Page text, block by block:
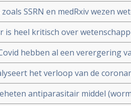
wereldwijd
SSRN en medRxiv wezen
van Amerikaans
is heel kritisch over
over misvattingen tijdens de
hebben al een verergering
met het reguleren van de
lichte inspanning.
het verloop van de
antiparasitair middel